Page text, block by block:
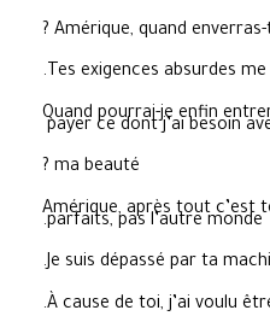
Amérique, quand
Tes exigences absurdes
Quand pourrai-je enfin
payer ce dont j’ai besoin
ma beauté ?
Amérique, après tout c’est
parfaits, pas l’autre monde.
Je suis dépassé par ta
À cause de toi, j’ai voulu